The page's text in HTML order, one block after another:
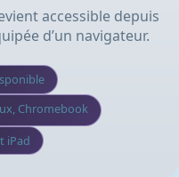
accessible depuis
d’un navigateur.
Chromebook
iPad